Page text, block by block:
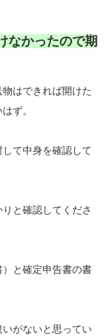
なかったので期
はできれば開けた
ず。
て中身を確認して
と確認してくださ
と確定申告書の書
がないと思ってい